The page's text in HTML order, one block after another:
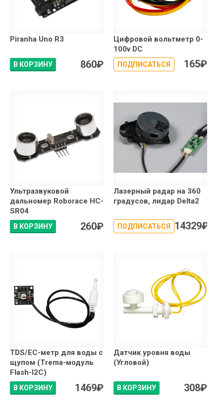
Piranha Uno R3
В КОРЗИНУ 860₽
Цифровой вольтметр 0-
100v DC
ПОДПИСАТЬСЯ 165₽
Ультразвуковой
дальномер Roborace HC-
SR04
В КОРЗИНУ 260₽
Лазерный радар на 360
градусов, лидар Delta2
ПОДПИСАТЬСЯ 14329₽
TDS/EC-метр для воды с
щупом (Trema-модуль
Flash-I2C)
В КОРЗИНУ 1469₽
Датчик уровня воды
(Угловой)
В КОРЗИНУ 308₽